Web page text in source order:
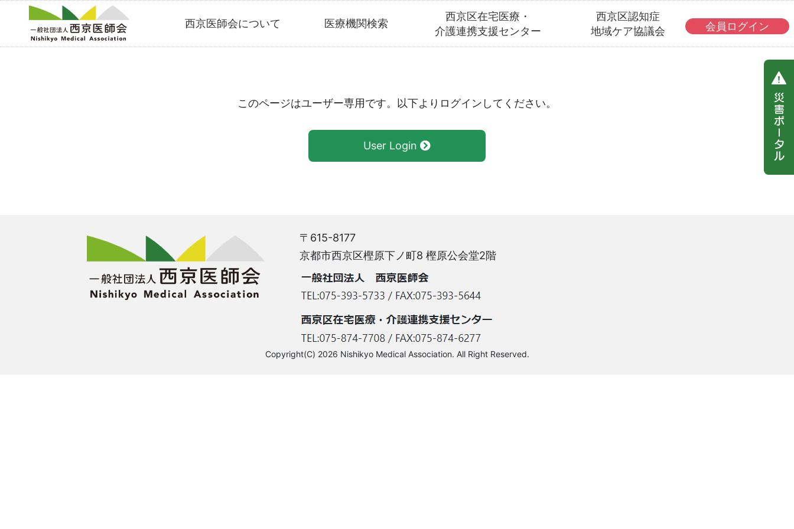
content
西京医師会について 医療機関検索
西京区在宅医療・
介護連携支援センター
西京区認知症
地域ケア協議会
会員ログイン
このページはユーザー専用です。以下よりログインしてください。
User Login
〒615-8177
京都市西京区樫原下ノ町8 樫原公会堂2階
Copyright(C) 2026 Nishikyo Medical Association. All Right Reserved.